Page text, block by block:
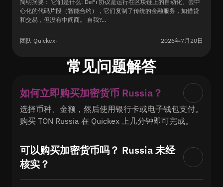
简明摘要： 它们是什么: DeFi 协议是运行在区块链上的自动化、去中
心化的代码片段（智能合约），它们复制了传统的金融服务，如借贷
和交易，但没有中间商。 自我?...
团队 Quickex· 2026年7月20日
常见问题解答
如何立即购买加密货币 Russia？
选择币种、金额，然后使用银行卡或电子钱包支付。
购买 TON Russia 在 Quickex 上几分钟即可完成。
可以购买加密货币吗？ Russia 未经
核实？